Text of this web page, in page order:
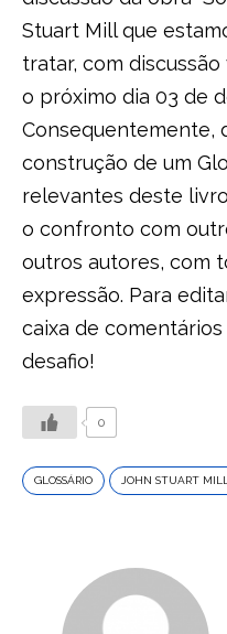
Stuart Millque
tratar, com
o próximo dia 03 de
Consequentemente,
construção de um
relevantes deste
o confronto com
outros autores, com
expressão. Para
caixa de
desafio!
0
GLOSSÁRIO JOHN STUART